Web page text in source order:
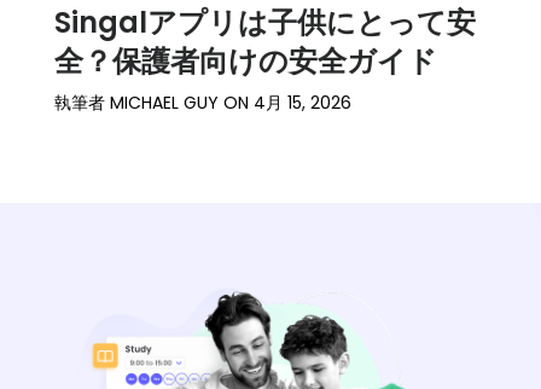
Singalアプリは子供にとって安
全？保護者向けの安全ガイド
執筆者 MICHAEL GUY ON 4月 15, 2026